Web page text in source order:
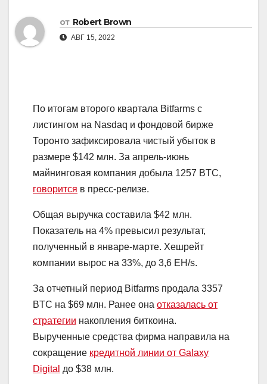
от Robert Brown
АВГ 15, 2022
По итогам второго квартала Bitfarms с
листингом на Nasdaq и фондовой бирже
Торонто зафиксировала чистый убыток в
размере $142 млн. За апрель-июнь
майнинговая компания добыла 1257 BTC,
говорится в пресс-релизе.
Общая выручка составила $42 млн.
Показатель на 4% превысил результат,
полученный в январе-марте. Хешрейт
компании вырос на 33%, до 3,6 EH/s.
За отчетный период Bitfarms продала 3357
BTC на $69 млн. Ранее она отказалась от
стратегии накопления биткоина.
Вырученные средства фирма направила на
сокращение кредитной линии от Galaxy
Digital до $38 млн.